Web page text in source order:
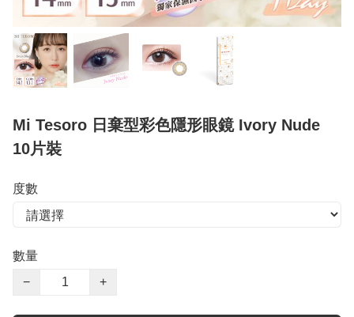
Mi Tesoro 日棄型彩色隱形眼鏡 Ivory Nude
10片裝
度數
數量
−
+